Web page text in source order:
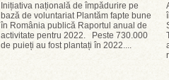
Inițiativa națională de împădurire pe
bază de voluntariat Plantăm fapte bune
în România publică Raportul anual de
activitate pentru 2022. Peste 730.000
de puieți au fost plantați în 2022....